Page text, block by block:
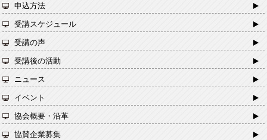
申込方法
受講スケジュール
受講の声
受講後の活動
ニュース
イベント
協会概要・沿革
協賛企業募集